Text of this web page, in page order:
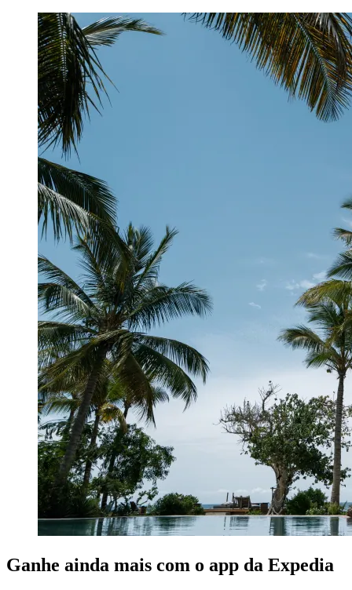
Ganhe ainda mais com o app da Expedia